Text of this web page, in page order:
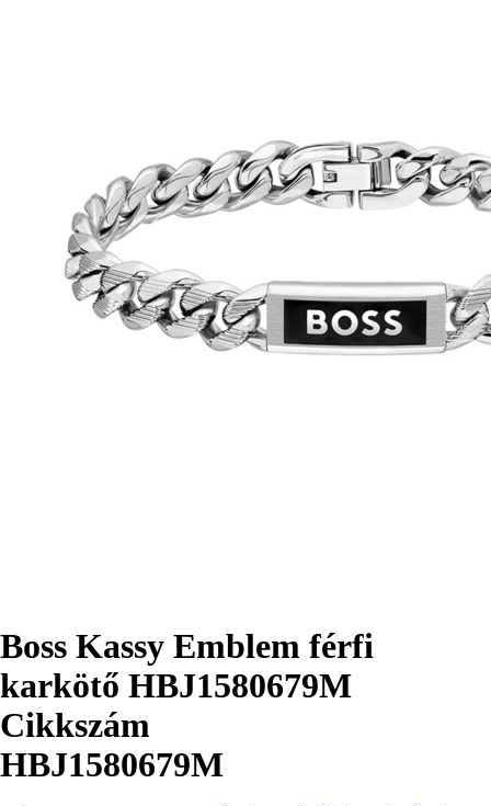
Boss Kassy Emblem férfi
karkötő HBJ1580679M
Cikkszám
HBJ1580679M